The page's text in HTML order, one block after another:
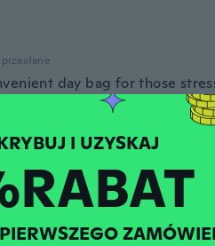
przesłane
day bag for those